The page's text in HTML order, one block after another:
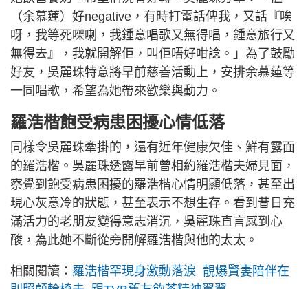
（余慕蓮）好negative，有時打電話俾我，又話『唉
呀，我等死㗎喇，我鍾意唱歌又無得唱，鍾意旅行又
無得去』，我就開解佢，叫佢唔好咁諗。」為了鼓勵
好友，吳麗珠特意將早前慈善活動上，安排余慕蓮等
一同唱歌，希望為她帶來歡樂與動力。
羅浩楷飽受病患困擾心情低落
同樣令吳麗珠牽掛的，還有近年健康欠佳、鮮有露面
的羅浩楷。吳麗珠透露早前曾相約羅浩楷夫婦見面，
察覺到飽受病患困擾的羅浩楷心情明顯低落，甚至出
現心灰意冷的狀態，甚至表示不想生存。看到昔日充
滿活力的老朋友變得意志消沉，吳麗珠直言感到心
酸，為此她不斷從旁開解羅浩楷與他的太太。
相關閱讀： 羅浩楷罕現身激動落淚 靚爆賢妻陪伴在